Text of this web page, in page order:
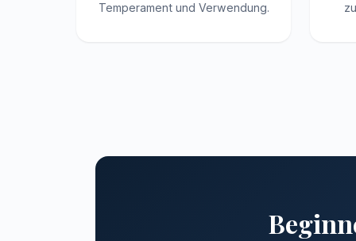
Temperament und Verwendung.